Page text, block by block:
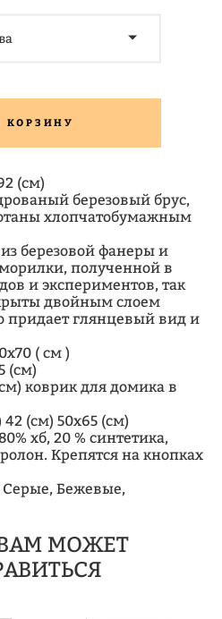
КОРЗИНУ
(см)
березовый брус,
хлопчатобумажным
березовой фанеры и
полученной в
и экспериментов, так
двойным слоем
придает глянцевый вид и
( см )
(см)
коврик для домика в
(см) 50х65 (см)
хб, 20 % синтетика,
Крепятся на кнопках
Бежевые,
МОЖЕТ